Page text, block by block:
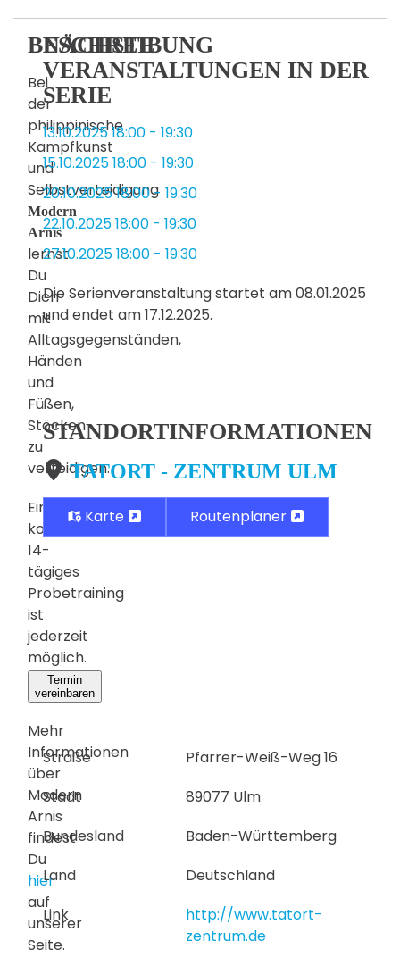
BESCHREIBUNG
Bei
der
philippinische
Kampfkunst
und
Selbstverteidigung
Modern
Arnis
lernst
Du
Dich
mit
Alltagsgegenständen,
Händen
und
Füßen,
Stöcken
zu
verteidigen.
Ein
kostenloses,
14-
tägiges
Probetraining
ist
jederzeit
möglich.
Termin
vereinbaren
Mehr
Informationen
über
Modern
Arnis
findest
Du
hier
auf
unserer
Seite.
NÄCHSTE
VERANSTALTUNGEN IN DER
SERIE
13.10.202518:00 - 19:30
15.10.202518:00 - 19:30
20.10.202518:00- 19:30
22.10.202518:00 - 19:30
27.10.202518:00 - 19:30
Die Serienveranstaltung startet am 08.01.2025
und endet am 17.12.2025.
STANDORTINFORMATIONEN
TATORT - ZENTRUM ULM
Karte Routenplaner
Straße
Pfarrer-Weiß-Weg 16
Stadt
89077 Ulm
Bundesland
Baden-Württemberg
Land
Deutschland
Link
http://www.tatort-
zentrum.de